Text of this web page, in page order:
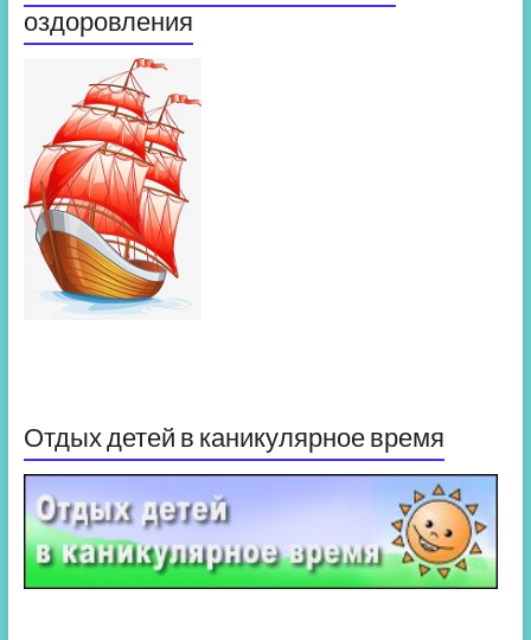
оздоровления
Отдых детей в каникулярное время